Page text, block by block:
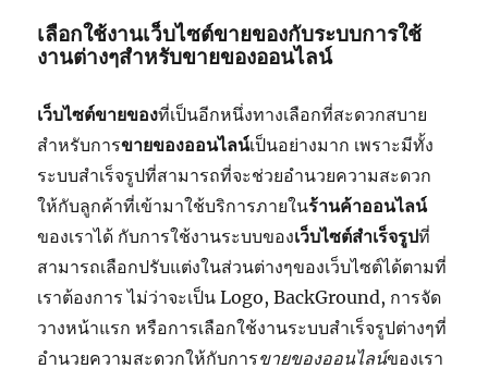
เลือกใช้งานเว็บไซต์ขายของกับระบบการใช้
งานต่างๆสำหรับขายของออนไลน์
เว็บไซต์ขายของที่เป็นอีกหนึ่งทางเลือกที่สะดวกสบาย
สำหรับการขายของออนไลน์เป็นอย่างมาก เพราะมีทั้ง
ระบบสำเร็จรูปที่สามารถที่จะช่วยอำนวยความสะดวก
ให้กับลูกค้าที่เข้ามาใช้บริการภายในร้านค้าออนไลน์
ของเราได้ กับการใช้งานระบบของเว็บไซต์สำเร็จรูปที่
สามารถเลือกปรับแต่งในส่วนต่างๆของเว็บไซต์ได้ตามที่
เราต้องการ ไม่ว่าจะเป็น Logo, BackGround, การจัด
วางหน้าแรก หรือการเลือกใช้งานระบบสำเร็จรูปต่างๆที่
อำนวยความสะดวกให้กับการขายของออนไลน์ของเรา